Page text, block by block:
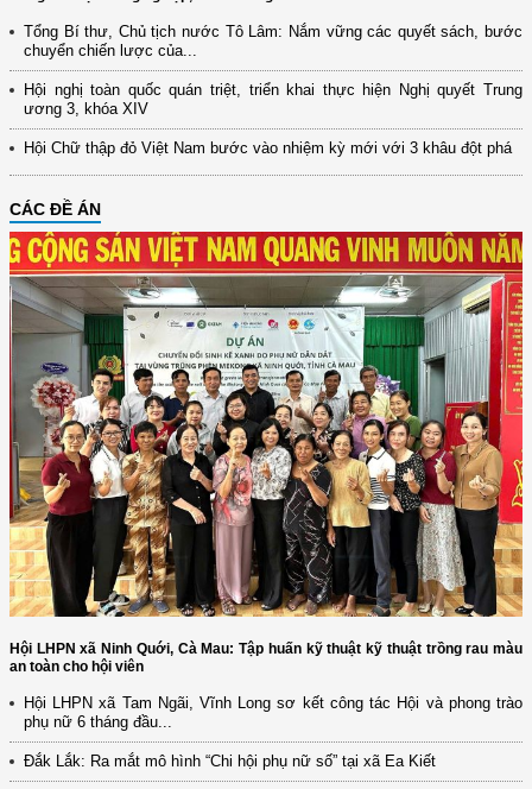
Tổng Bí thư, Chủ tịch nước Tô Lâm: Nắm vững các quyết sách, bước
chuyển chiến lược của...
Hội nghị toàn quốc quán triệt, triển khai thực hiện Nghị quyết Trung
ương 3, khóa XIV
Hội Chữ thập đỏ Việt Nam bước vào nhiệm kỳ mới với 3 khâu đột phá
CÁC ĐỀ ÁN
Hội LHPN xã Ninh Quới, Cà Mau: Tập huấn kỹ thuật kỹ thuật trồng rau màu
an toàn cho hội viên
Hội LHPN xã Tam Ngãi, Vĩnh Long sơ kết công tác Hội và phong trào
phụ nữ 6 tháng đầu...
Đắk Lắk: Ra mắt mô hình “Chi hội phụ nữ số” tại xã Ea Kiết
(12/TB-HĐKH) V/v đăng ký, đề xuất nhiệm vụ Khoa học, công nghệ và
đổi mới ...
(898/KH/ĐCT) Kế hoạch thực hiện Quyết định số 2415/QĐ-TTg ngày